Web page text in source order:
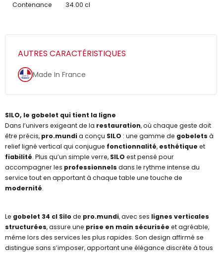
Contenance 34.00 cl
AUTRES CARACTÉRISTIQUES
Made In France
SILO, le gobelet qui tient la ligne
Dans l’univers exigeant de la restauration, où chaque geste doit
être précis, pro.mundia conçu SILO : une gamme de gobelets à
relief ligné vertical qui conjugue fonctionnalité, esthétique et
fiabilité. Plus qu’un simple verre, SILO est pensé pour
accompagner les professionnels dans le rythme intense du
service tout en apportant à chaque table une touche de
modernité.
Le gobelet 34 cl Silode pro.mundi, avec ses lignes verticales
structurées, assure une prise en main sécurisée et agréable,
même lors des services les plus rapides. Son design affirmé se
distingue sans s’imposer, apportant une élégance discrète à tous